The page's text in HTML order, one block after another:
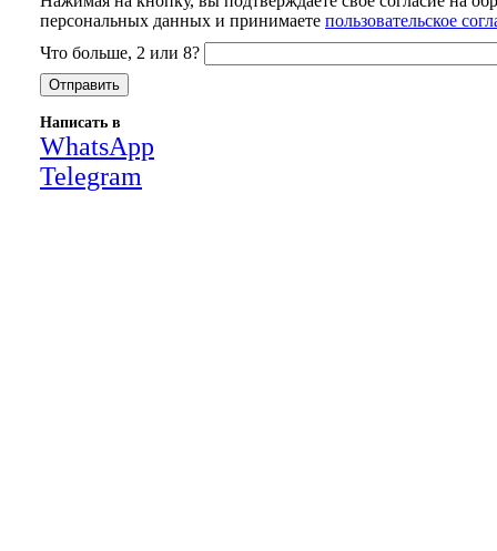
персональных данных и принимаете пользовательское
Что больше, 2 или 8?
Написать в
WhatsApp
Telegram